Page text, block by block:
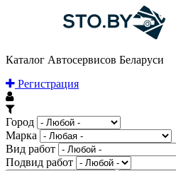
Каталог Автосервисов Беларуси
Регистрация
Город
Марка
Вид работ
Подвид работ